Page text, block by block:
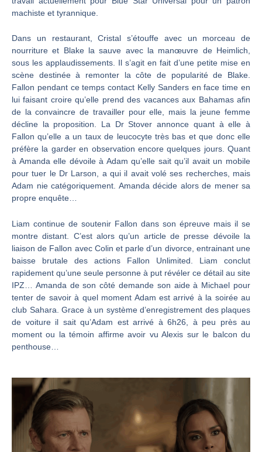
machiste et tyrannique.
Dans un restaurant, Cristal s’étouffe avec un morceau de
nourriture et Blake la sauve avec la manœuvre de Heimlich,
sous les applaudissements. Il s’agit en fait d’une petite mise en
scène destinée à remonter la côte de popularité de Blake.
Fallon pendant ce temps contact Kelly Sanders en face time en
lui faisant croire qu’elle prend des vacances aux Bahamas afin
de la convaincre de travailler pour elle, mais la jeune femme
décline la proposition. La Dr Stover annonce quant à elle à
Fallon qu’elle a un taux de leucocyte très bas et que donc elle
préfère la garder en observation encore quelques jours. Quant
à Amanda elle dévoile à Adam qu’elle sait qu’il avait un mobile
pour tuer le Dr Larson, a qui il avait volé ses recherches, mais
Adam nie catégoriquement. Amanda décide alors de mener sa
propre enquête…
Liam continue de soutenir Fallon dans son épreuve mais il se
montre distant. C’est alors qu’un article de presse dévoile la
liaison de Fallon avec Colin et parle d’un divorce, entrainant une
baisse brutale des actions Fallon Unlimited. Liam conclut
rapidement qu’une seule personne à put révéler ce détail au site
IPZ… Amanda de son côté demande son aide à Michael pour
tenter de savoir à quel moment Adam est arrivé à la soirée au
club Sahara. Grace à un système d’enregistrement des plaques
de voiture il sait qu’Adam est arrivé à 6h26, à peu près au
moment ou la témoin affirme avoir vu Alexis sur le balcon du
penthouse…